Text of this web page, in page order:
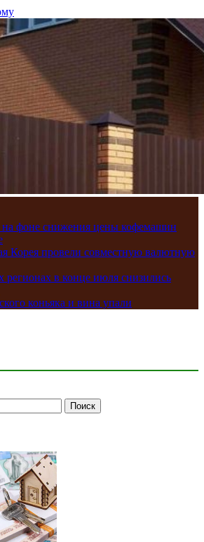
на фоне снижения цены кофемашин
Корея провели совместную валютную
регионах в конце июля снизились
коньяка и вина упали